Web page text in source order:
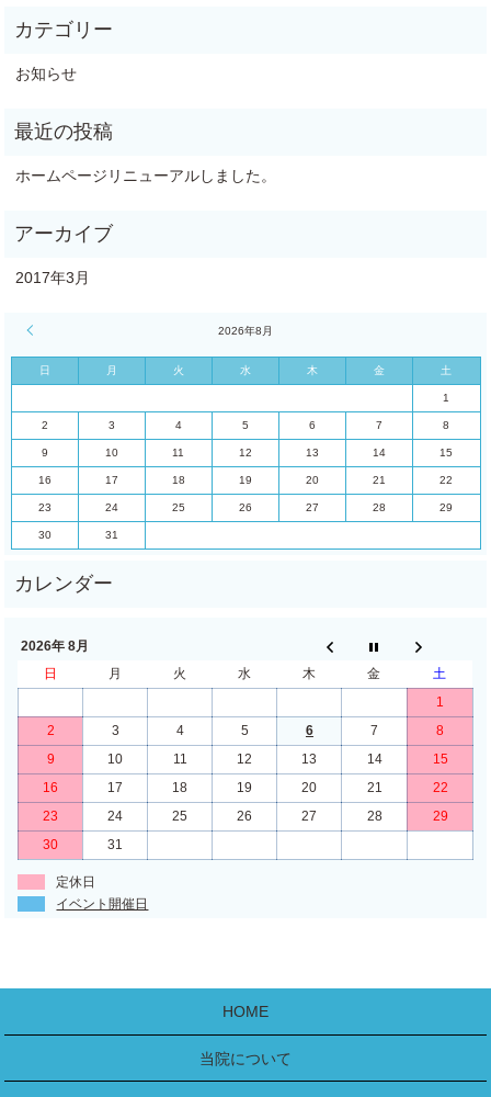
お知らせ
ホームページリニューアルしました。
2017年3月
2026年8月
日 月 火 水 木 金 土
1
2 3 4 5 6 7 8
9 10 11 12 13 14 15
16 17 18 19 20 21 22
23 24 25 26 27 28 29
30 31
2026年 8月
日
月 火 水 木 金
土
1
2
3 4 5 6 7
8
9
10 11 12 13 14
15
16
17 18 19 20 21
22
23
24 25 26 27 28
29
30
31
定休日
イベント開催日
HOME
当院について